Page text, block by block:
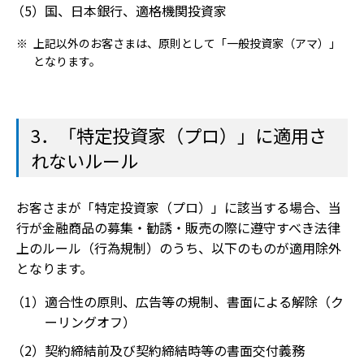
国、日本銀行、適格機関投資家
上記以外のお客さまは、原則として「一般投資家（アマ）」
となります。
3．「特定投資家（プロ）」に適用さ
れないルール
お客さまが「特定投資家（プロ）」に該当する場合、当
行が金融商品の募集・勧誘・販売の際に遵守すべき法律
上のルール（行為規制）のうち、以下のものが適用除外
となります。
適合性の原則、広告等の規制、書面による解除（ク
ーリングオフ）
契約締結前及び契約締結時等の書面交付義務